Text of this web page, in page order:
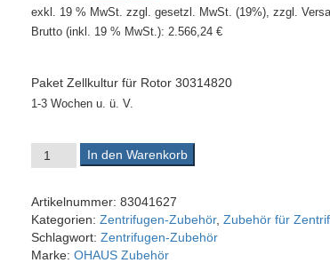
exkl. 19 % MwSt. zzgl. gesetzl. MwSt. (19%), zzgl.
Brutto (inkl. 19 % MwSt.): 2.566,24 €
Paket Zellkultur für Rotor 30314820
1-3 Wochen u. ü. V.
OHAUS Paket Zellkultur für Rotor 30314820 | Art.-
In den Warenkorb
Artikelnummer: 83041627
Kategorien: Zentrifugen-Zubehör, Zubehör für
Schlagwort: Zentrifugen-Zubehör
Marke: OHAUS Zubehör